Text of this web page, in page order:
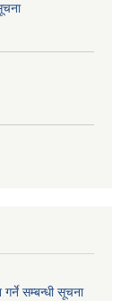
सम्बन्धी सूचना